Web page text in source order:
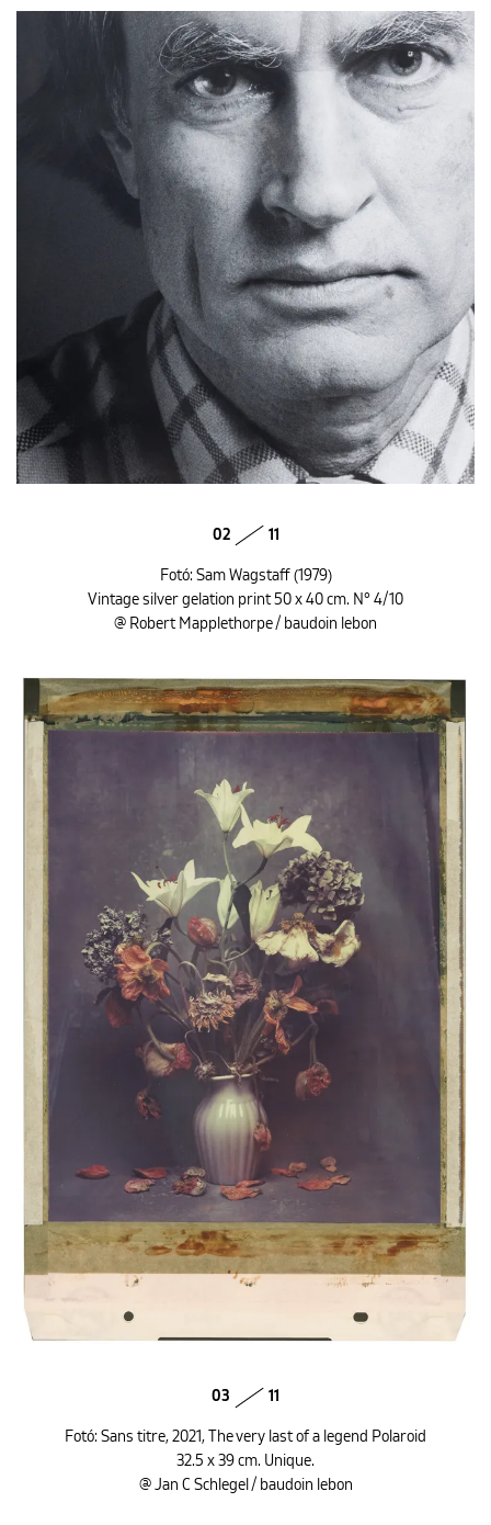
02 11
Fotó: Sam Wagstaff (1979)
Vintage silver gelation print 50 x 40 cm. N° 4/10
@ Robert Mapplethorpe / baudoin lebon
03 11
Fotó: Sans titre, 2021, The very last of a legend Polaroid
32.5 x 39 cm. Unique.
@ Jan C Schlegel / baudoin lebon